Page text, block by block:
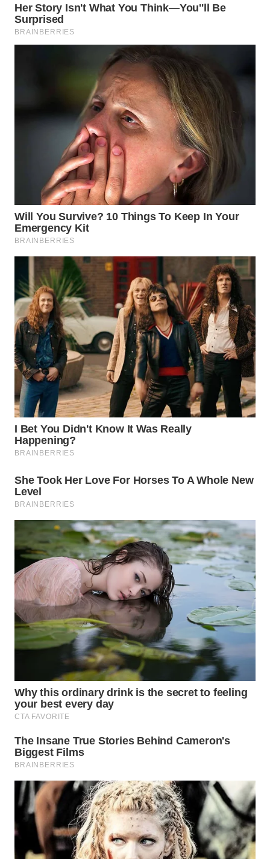
LESUNG
LABUHANBATU
TAPANULI
TENGAH
WN DELI
SERDANG
WN
TEBING
TINGGI
WN
PAKPAK
WN
KARAWANG
WN
BEKASI
BOGOR
WN
DEPOK
WN
TAPANULI
UTARA
SAMOSIR
LAWAS
WN
WN
WN
KEPULAUAN
SERIBU